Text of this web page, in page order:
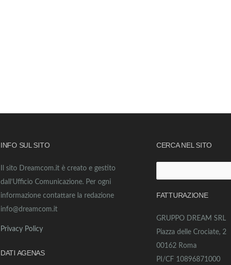
INFO SUL SITO
Il sito Dreamcom.it è creato e gestito
dall’Ufficio Comunicazione. Per ogni
informazione contattare la redazione
info@dreamcom.it
Privacy Policy
DATI AGENAS
CERCA NEL SITO
per:
FATTURAZIONE
GRUPPO DREAM SRL
Piazza delle Crociate, 2
00162 Roma
PI/CF 10896871000